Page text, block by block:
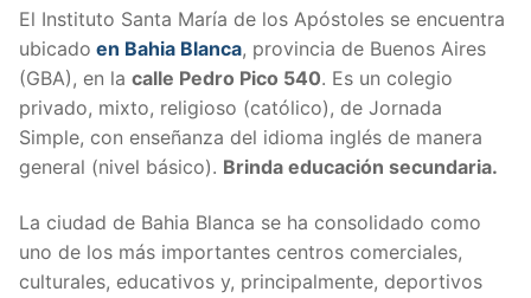
El Instituto Santa María de los Apóstoles se encuentra
ubicado en Bahia Blanca, provincia de Buenos Aires
(GBA), en la calle Pedro Pico 540. Es un colegio
privado, mixto, religioso (católico), de Jornada
Simple, con enseñanza del idioma inglés de manera
general (nivel básico). Brinda educación secundaria.
La ciudad de Bahia Blanca se ha consolidado como
uno de los más importantes centros comerciales,
culturales, educativos y, principalmente, deportivos